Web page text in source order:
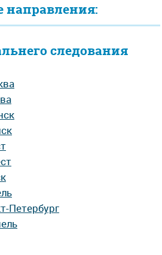
следования
Петербург